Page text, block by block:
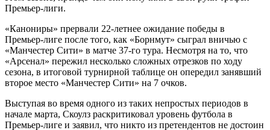
Премьер-лиги.
«Канониры» прервали 22-летнее ожидание победы в
Премьер-лиге после того, как «Борнмут» сыграл вничью с
«Манчестер Сити» в матче 37-го тура. Несмотря на то, что
«Арсенал» пережил несколько сложных отрезков по ходу
сезона, в итоговой турнирной таблице он опередил занявший
второе место «Манчестер Сити» на 7 очков.
Выступая во время одного из таких непростых периодов в
начале марта, Скоулз раскритиковал уровень футбола в
Премьер-лиге и заявил, что никто из претендентов не достоин